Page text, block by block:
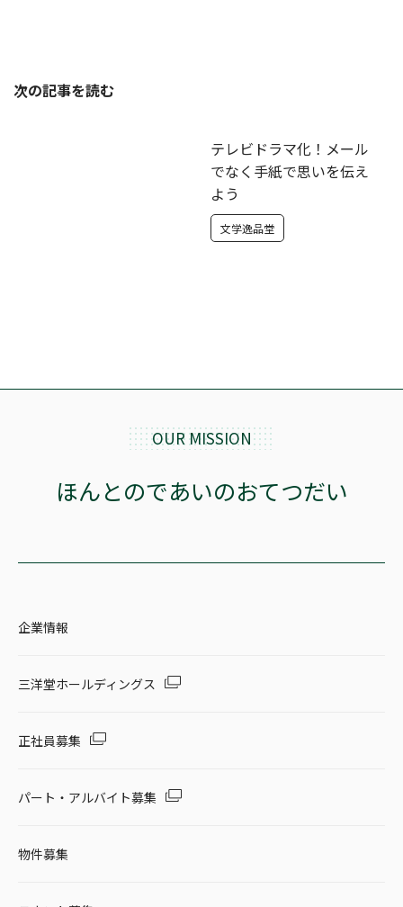
次の記事を読む
テレビドラマ化！メール
でなく手紙で思いを伝え
よう
文学逸品堂
OUR MISSION
ほんとのであいのおてつだい
企業情報
三洋堂ホールディングス
正社員募集
パート・アルバイト募集
物件募集